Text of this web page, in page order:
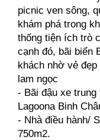
picnic ven sông,
khám phá trong
thống tiện ích trò
cạnh đó, bãi biển
khách nhờ vẻ
lam ngọc
- Bãi đậu xe
Lagoona Binh
- Nhà điều hành/
750m2.